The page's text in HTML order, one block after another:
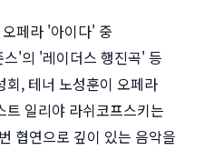
페라 '아이다' 중
'의 '레이더스 행진곡' 등
회, 테너 노성훈이 오페라
일리야 라쉬코프스키는
협연으로 깊이 있는 음악을